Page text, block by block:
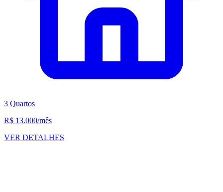
3 Quartos
R$ 13.000/mês
VER DETALHES